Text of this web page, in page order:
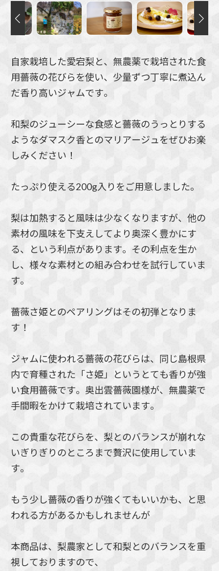
自家栽培した愛宕梨と、無農薬で栽培された食
用薔薇の花びらを使い、少量ずつ丁寧に煮込ん
だ香り高いジャムです。
和梨のジューシーな食感と薔薇のうっとりする
ようなダマスク香とのマリアージュをぜひお楽
しみください！
たっぷり使える200g入りをご用意しました。
梨は加熱すると風味は少なくなりますが、他の
素材の風味を下支えしてより奥深く豊かにす
る、という利点があります。その利点を生か
し、様々な素材との組み合わせを試行していま
す。
薔薇さ姫とのペアリングはその初弾となりま
す！
ジャムに使われる薔薇の花びらは、同じ島根県
内で育種された「さ姫」というとても香りが強
い食用薔薇です。奥出雲薔薇園様が、無農薬で
手間暇をかけて栽培されています。
この貴重な花びらを、梨とのバランスが崩れな
いぎりぎりのところまで贅沢に使用していま
す。
もう少し薔薇の香りが強くてもいいかも、と思
われる方があるかもしれませんが
本商品は、梨農家として和梨とのバランスを重
視しておりますので、